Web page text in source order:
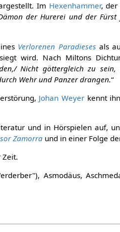
Im Hexenhammer, der
der Hurerei und der
Verlorenen Paradieses als
wird. Nach Miltons
Nicht göttergleich zu
Wehr und Panzer drangen.“
Johan Weyer kennt
und in Hörspielen auf,
Zamorra und in einer Folge
Zeit.
Asmodäus,